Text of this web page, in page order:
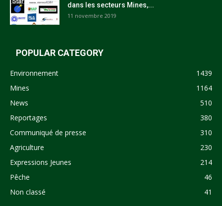
dans les secteurs Mines,...
11 novembre 2019
POPULAR CATEGORY
Environnement
1439
Mines
1164
News
510
Reportages
380
Communiqué de presse
310
Agriculture
230
Expressions Jeunes
214
Pêche
46
Non classé
41